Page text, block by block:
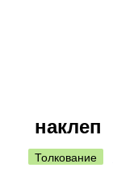
наклеп
Толкование